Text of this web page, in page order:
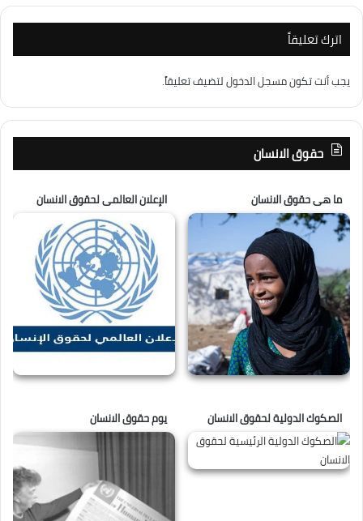
اترك تعليقاً
يجب أنت تكونمسجل الدخوللتضيف تعليقاً.
حقوق الانسان
ما هى حقوق الانسان الإعلان العالمى لحقوق الانسان
الصكوك الدولية لحقوق الانسان يوم حقوق الانسان